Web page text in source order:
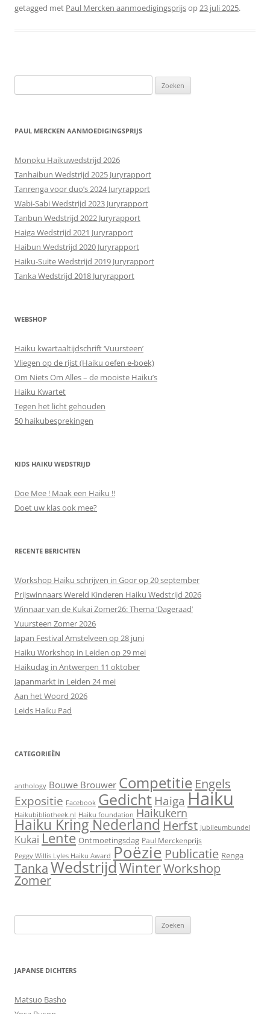
getagged met Paul Mercken aanmoedigingsprijsop23 juli 2025.
naar:
PAUL MERCKEN AANMOEDIGINGSPRIJS
Monoku Haikuwedstrijd 2026
Tanhaibun Wedstrijd 2025 Juryrapport
Tanrenga voor duo’s 2024 Juryrapport
Wabi-Sabi Wedstrijd 2023 Juryrapport
Tanbun Wedstrijd 2022 Juryrapport
Haiga Wedstrijd 2021 Juryrapport
Haibun Wedstrijd 2020 Juryrapport
Haiku-Suite Wedstrijd 2019 Juryrapport
Tanka Wedstrijd 2018 Juryrapport
WEBSHOP
Haiku kwartaaltijdschrift ‘Vuursteen’
Vliegen op de rijst (Haiku oefen e-boek)
Om Niets Om Alles – de mooiste Haiku’s
Haiku Kwartet
Tegen het licht gehouden
50 haikubesprekingen
KIDS HAIKU WEDSTRIJD
Doe Mee ! Maak een Haiku !!
Doet uw klas ook mee?
RECENTE BERICHTEN
Workshop Haiku schrijven in Goor op 20 september
Prijswinnaars Wereld Kinderen Haiku Wedstrijd 2026
Winnaar van de Kukai Zomer26: Thema ‘Dageraad’
Vuursteen Zomer 2026
Japan Festival Amstelveen op 28 juni
Haiku Workshop in Leiden op 29 mei
Haikudag in Antwerpen 11 oktober
Japanmarkt in Leiden 24 mei
Aan het Woord 2026
Leids Haiku Pad
CATEGORIEËN
anthology Bouwe Brouwer Competitie Engels
Expositie Facebook Gedicht Haiga Haiku
Haikubibliotheek.nl Haiku foundation Haikukern
Haiku Kring Nederland Herfst Jubileumbundel
Kukai Lente Ontmoetingsdag Paul Merckenprijs
Peggy Willis Lyles Haiku Award Poëzie Publicatie Renga
TankaWedstrijdWinterWorkshop
Zomer
naar:
JAPANSE DICHTERS
Matsuo Basho